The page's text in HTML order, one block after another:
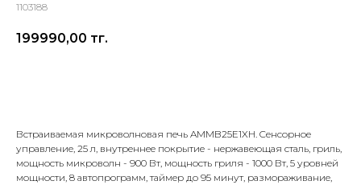
1103188
199990,00 тг.
Встраиваемая микроволновая печь AMMB25E1XH. Cенсорное
управление, 25 л, внутреннее покрытие - нержавеющая сталь, гриль,
мощность микроволн - 900 Вт, мощность гриля - 1000 Вт, 5 уровней
мощности, 8 автопрограмм, таймер до 95 минут, размораживание,